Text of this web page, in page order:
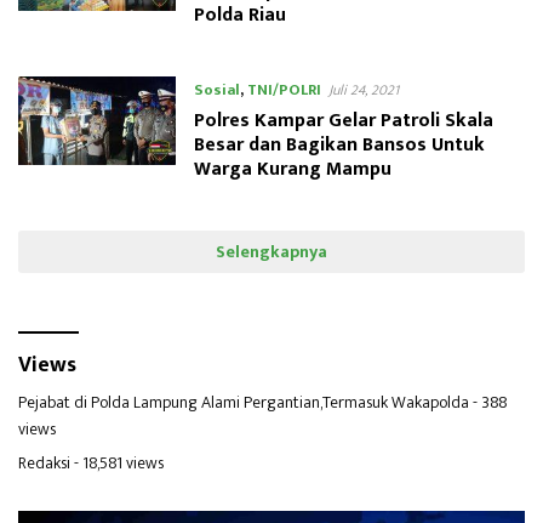
Polda Riau
Sosial,TNI/POLRI Juli 24, 2021
Polres Kampar Gelar Patroli Skala
Besar dan Bagikan Bansos Untuk
Warga Kurang Mampu
Selengkapnya
Views
Pejabat di Polda Lampung Alami Pergantian,Termasuk Wakapolda- 388
views
Redaksi- 18,581 views